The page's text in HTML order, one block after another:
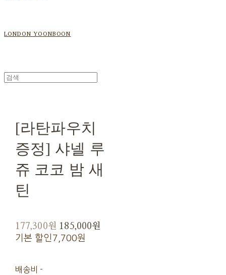
LONDON YOONBOON
[라탄파우치
증정] 샤넬 루
쥬 코코 밤 새
틴
177,300원 185,000원
기본 할인 7,700원
배송비 -